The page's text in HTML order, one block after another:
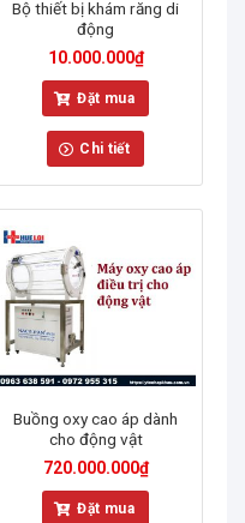
Bộ thiết bị khám răng di
động
10.000.000₫
Đặt mua
Chi tiết
Buồng oxy cao áp dành
cho động vật
720.000.000₫
Đặt mua